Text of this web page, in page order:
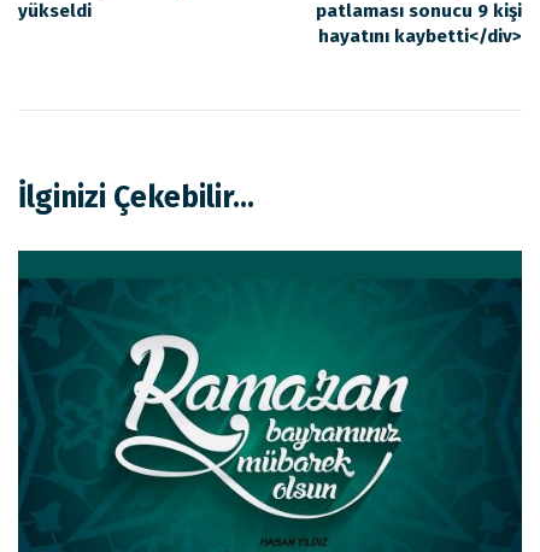
yükseldi
patlaması sonucu 9 kişi
hayatını kaybetti</div>
İlginizi Çekebilir...